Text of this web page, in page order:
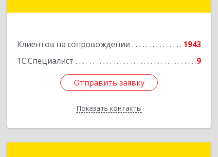
Клиентов на сопровождении
1943
1С:Специалист
9
Отправить заявку
Показать контакты
Отправить заявку
Назад